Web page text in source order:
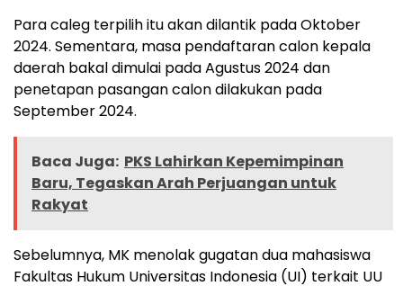
Para caleg terpilih itu akan dilantik pada Oktober
2024. Sementara, masa pendaftaran calon kepala
daerah bakal dimulai pada Agustus 2024 dan
penetapan pasangan calon dilakukan pada
September 2024.
Baca Juga: PKS Lahirkan Kepemimpinan
Baru, Tegaskan Arah Perjuangan untuk
Rakyat
Sebelumnya, MK menolak gugatan dua mahasiswa
Fakultas Hukum Universitas Indonesia (UI) terkait UU